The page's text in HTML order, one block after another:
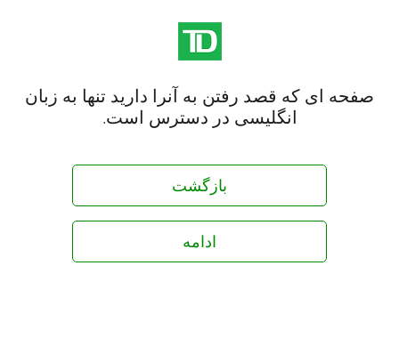
صفحه ای که قصد رفتن به آنرا دارید تنها به زبان
انگلیسی در دسترس است.
بازگشت
ادامه